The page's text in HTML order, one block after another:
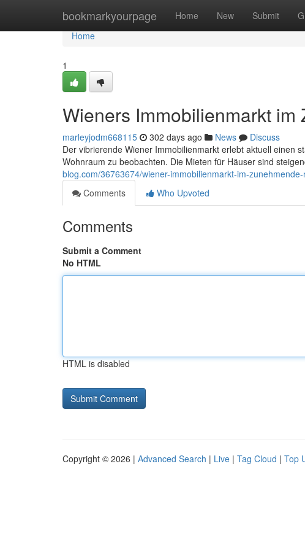
bookmarkyourpage Home New Submit
Home
Home
1
Wieners Immobilienmarkt
marleyjodm668115 302 days ago News
Discuss
Der vibrierende Wiener Immobilienmarkt erlebt aktuell einen
Wohnraum zu beobachten. Die Mieten für Häuser sind
blog.com/36763674/wiener-immobilienmarkt-im-
Comments
Who Upvoted
Comments
Submit a Comment
No HTML
HTML is disabled
Copyright © 2026 | Advanced Search | Live | Tag Cloud | Top